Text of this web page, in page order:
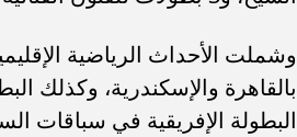
وشملت الأحداث الرياضية
بالقاهرة والإسكندرية، وكذلك
البطولة الإفريقية في سباقات